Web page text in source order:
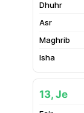
13, Je